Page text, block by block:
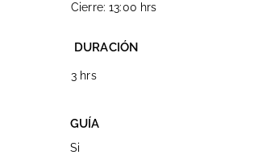
Cierre: 13:00 hrs
DURACIÓN
3 hrs
GUÍA
Si